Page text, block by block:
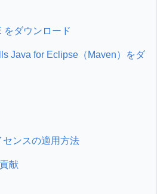
をダウンロード
Java for Eclipse（Maven）をダ
センスの適用方法
献